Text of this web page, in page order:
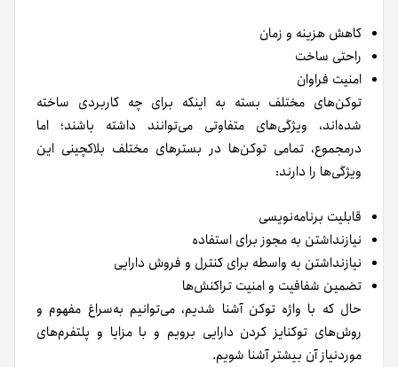
کاهش هزینه‌ و زمان
راحتی ساخت
امنیت فراوان
توکن‌های مختلف بسته به اینکه برای چه کاربردی ساخته
شده‌اند، ویژگی‌های متفاوتی ‌‌می‌توانند داشته‌ باشند؛ اما
درمجموع، تمامی توکن‌ها در بسترهای مختلف بلاکچینی این
ویژگی‌ها را دارند:
قابلیت برنامه‌نویسی
نیازنداشتن به مجوز برای استفاده
نیازنداشتن به واسطه برای کنترل و فروش دارایی
تضمین شفافیت و امنیت تراکنش‌ها
حال که با واژه توکن آشنا شدیم، می‌توانیم به‌سراغ مفهوم و
روش‌های توکنایز کردن دارایی برویم و با مزایا و پلتفرم‌های
مورد‌نیاز آن بیشتر آشنا شویم.